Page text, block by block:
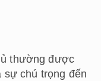
thường được
sự chú trọng đến